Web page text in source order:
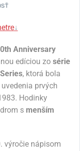
↓
Anniversary
edíciou zo série
, ktorá bola
prvých
Hodinky
s menším
výročie nápisom